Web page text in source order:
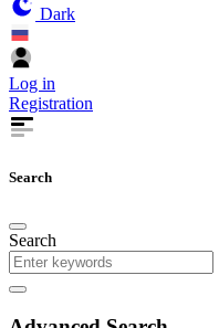
Dark
Log in
Registration
Search
Search